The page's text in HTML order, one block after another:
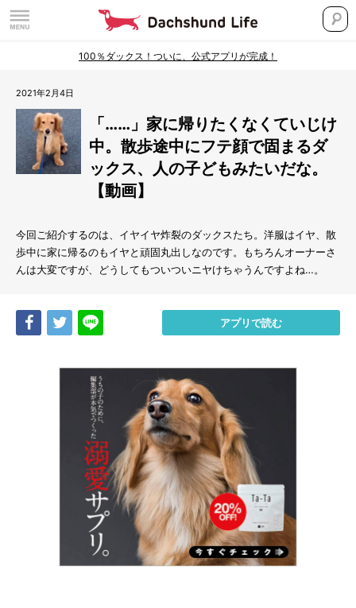
100％ダックス！ついに、公式アプリが完成！
2021年2月4日
「……」家に帰りたくなくていじけ
中。散歩途中にフテ顔で固まるダ
ックス、人の子どもみたいだな。
【動画】
今回ご紹介するのは、イヤイヤ炸裂のダックスたち。洋服はイヤ、散
歩中に家に帰るのもイヤと頑固丸出しなのです。もちろんオーナーさ
んは大変ですが、どうしてもついついニヤけちゃうんですよね…。
Share Tweet アプリで読む